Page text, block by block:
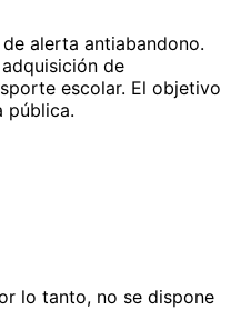
alerta antiabandono.
de
escolar. El objetivo
pública.
lo tanto, no se dispone